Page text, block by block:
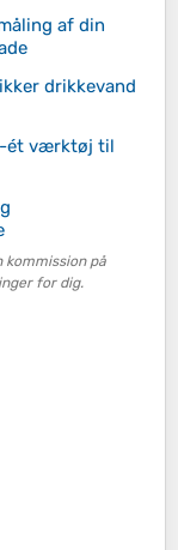
af din
drikkevand
ét værktøj til
kommission på
for dig.